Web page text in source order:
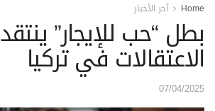
Home آخر الأخبار
بطل “حب للإيجار” ينتقد
الاعتقالات في تركيا
07/04/2025